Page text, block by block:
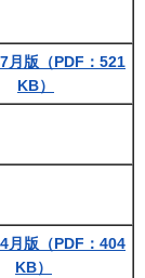
月版（PDF：521
KB）
月版（PDF：404
KB）